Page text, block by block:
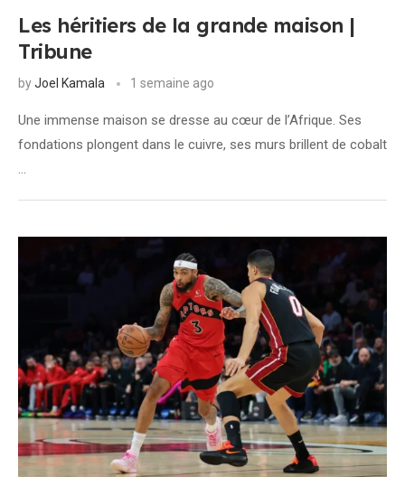
Les héritiers de la grande maison |
Tribune
byJoel Kamala 1 semaine ago
Une immense maison se dresse au cœur de l’Afrique. Ses
fondations plongent dans le cuivre, ses murs brillent de cobalt
…